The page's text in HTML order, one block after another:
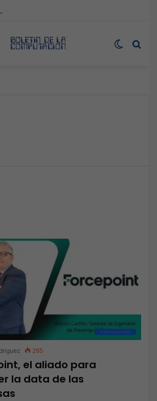
Switch
Ciberseguridad
265
el aliado para
la data de las